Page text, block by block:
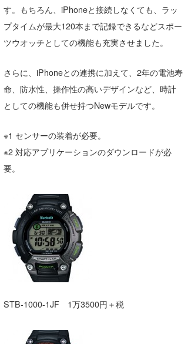
す。もちろん、iPhoneと接続しなくても、ラッ
プタイムが最大120本まで記録できるなどスポー
ツウオッチとしての機能も充実させました。
さらに、iPhoneとの連携に加えて、2年の電池寿
命、防水性、操作性の高いデザインなど、時計
としての機能も併せ持つNewモデルです。
※1 センサーの装着が必要。
※2 対応アプリケーションのダウンロードが必
要。
STB-1000-1JF 1万3500円＋税
CBA Films
田原啓江
大野”MAR”修聖
喜納海人
chan-U
H
KID
KOBU
KY
mitz
OYZ
S.K
Soulman
VAGY